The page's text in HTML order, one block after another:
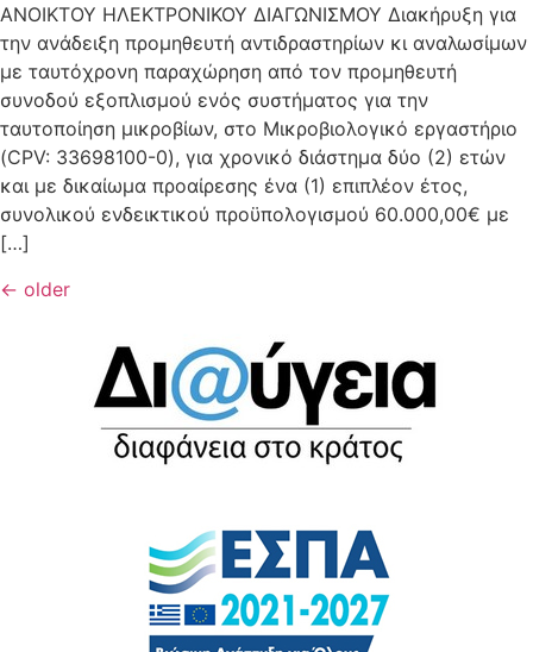
ΑΝΟΙΚΤΟΥ ΗΛΕΚΤΡΟΝΙΚΟΥ ΔΙΑΓΩΝΙΣΜΟΥ Διακήρυξη για
την ανάδειξη προμηθευτή αντιδραστηρίων κι αναλωσίμων
με ταυτόχρονη παραχώρηση από τον προμηθευτή
συνοδού εξοπλισμού ενός συστήματος για την
ταυτοποίηση μικροβίων, στο Μικροβιολογικό εργαστήριο
(CPV: 33698100-0), για χρονικό διάστημα δύο (2) ετών
και με δικαίωμα προαίρεσης ένα (1) επιπλέον έτος,
συνολικού ενδεικτικού προϋπολογισμού 60.000,00€ με
[…]
← older